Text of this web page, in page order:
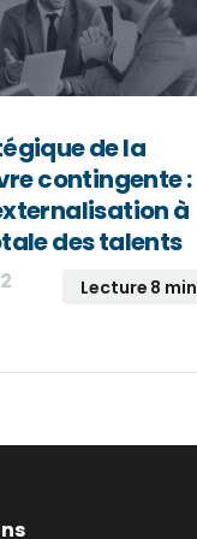
de la
contingente :
à
des talents
Lecture 8 min